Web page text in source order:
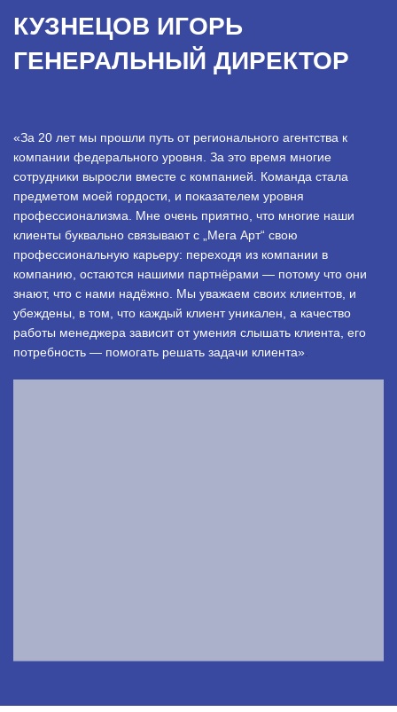
КУЗНЕЦОВ ИГОРЬ
ГЕНЕРАЛЬНЫЙ ДИРЕКТОР
«За 20 лет мы прошли путь от регионального агентства к
компании федерального уровня. За это время многие
сотрудники выросли вместе с компанией. Команда стала
предметом моей гордости, и показателем уровня
профессионализма. Мне очень приятно, что многие наши
клиенты буквально связывают с „Мега Арт“ свою
профессиональную карьеру: переходя из компании в
компанию, остаются нашими партнёрами — потому что они
знают, что с нами надёжно. Мы уважаем своих клиентов, и
убеждены, в том, что каждый клиент уникален, а качество
работы менеджера зависит от умения слышать клиента, его
потребность — помогать решать задачи клиента»